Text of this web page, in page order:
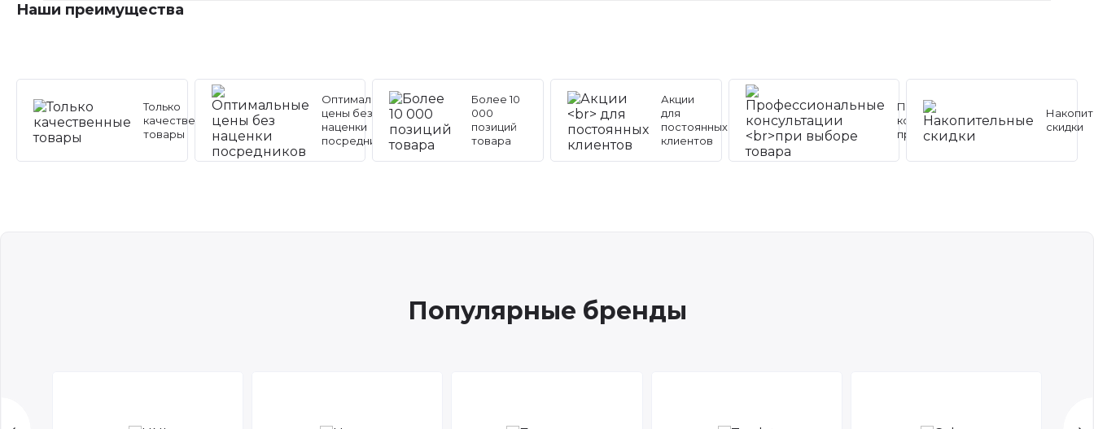
Наши преимущества
Только
качественные
товары
Оптимальные
цены без
наценки
посредников
Более 10
000
позиций
товара
Акции
для
постоянных
клиентов
Профессиональные
консультации
при выборе товара
скидки
Популярные бренды